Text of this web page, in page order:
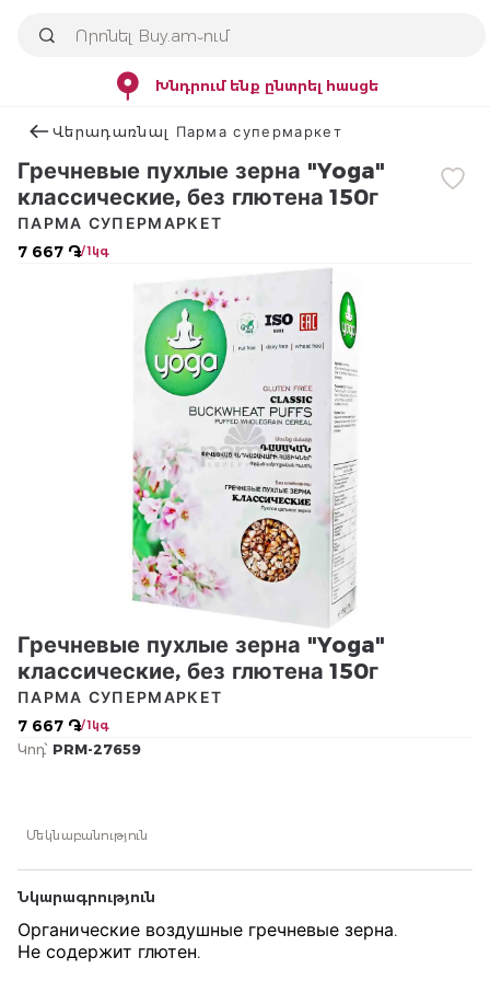
Խնդրում ենք ընտրել հասցե
Վերադառնալ Парма супермаркет
Гречневые пухлые зерна "Yoga"
классические, без глютена 150г
7 667 ֏/ 1կգ
ПАРМА СУПЕРМАРКЕТ
Гречневые пухлые зерна "Yoga"
классические, без глютена 150г
7 667 ֏/ 1կգ
ПАРМА СУПЕРМАРКЕТ
Կոդ՝ PRM-27659
Մեկնաբանություն
Նկարագրություն
Органические воздушные гречневые зерна.
Не содержит глютен.